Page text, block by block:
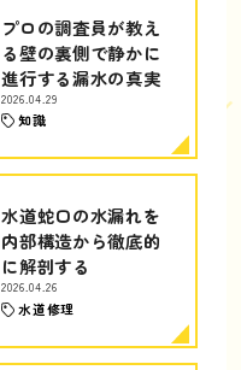
プロの調査員が教え
る壁の裏側で静かに
進行する漏水の真実
2026.04.29
知識
水道蛇口の水漏れを
内部構造から徹底的
に解剖する
2026.04.26
水道修理